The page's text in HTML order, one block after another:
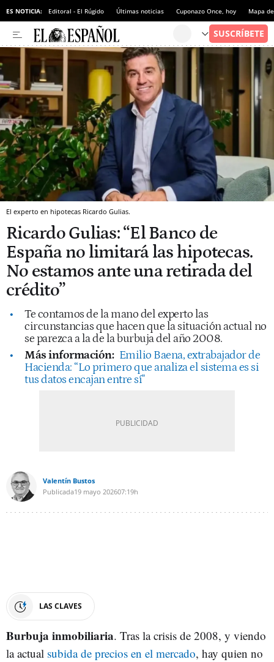
ES NOTICIA: Editoral - El Rúgido Últimas noticias Cuponazo Once, hoy Mapa
El experto en hipotecas Ricardo Gulias.
Ricardo Gulias: “El Banco de
España no limitará las hipotecas.
No estamos ante una retirada del
crédito”
Te contamos de la mano del experto las
circunstancias que hacen que la situación actual no
se parezca a la de la burbuja del año 2008.
Más información: Emilio Baena, extrabajador de
Hacienda: “Lo primero que analiza el sistema es si
tus datos encajan entre sí"
Valentín Bustos
Publicada19 mayo 202607:19h
LAS CLAVES
Burbuja inmobiliaria. Tras la crisis de 2008, y viendo
la actual subida de precios en el mercado, hay quien no